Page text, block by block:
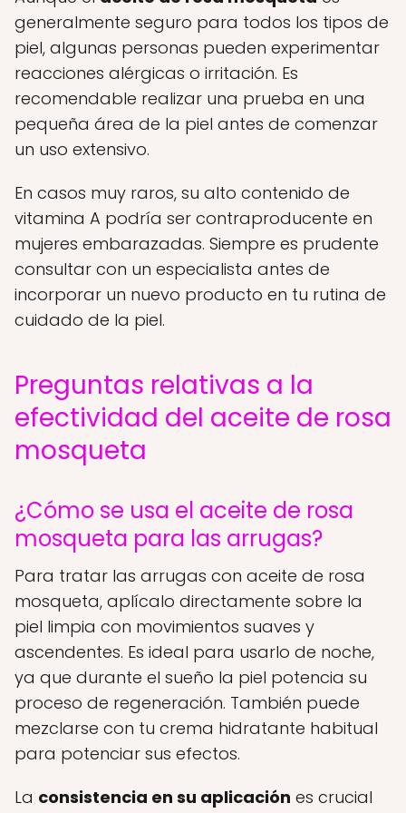
generalmente seguro para todos los tipos de
piel, algunas personas pueden experimentar
reacciones alérgicas o irritación. Es
recomendable realizar una prueba en una
pequeña área de la piel antes de comenzar
un uso extensivo.
En casos muy raros, su alto contenido de
vitamina A podría ser contraproducente en
mujeres embarazadas. Siempre es prudente
consultar con un especialista antes de
incorporar un nuevo producto en tu rutina de
cuidado de la piel.
Preguntas relativas a la
efectividad del aceite de rosa
mosqueta
¿Cómo se usa el aceite de rosa
mosqueta para las arrugas?
Para tratar las arrugas con aceite de rosa
mosqueta, aplícalo directamente sobre la
piel limpia con movimientos suaves y
ascendentes. Es ideal para usarlo de noche,
ya que durante el sueño la piel potencia su
proceso de regeneración. También puede
mezclarse con tu crema hidratante habitual
para potenciar sus efectos.
La consistencia en su aplicación es crucial